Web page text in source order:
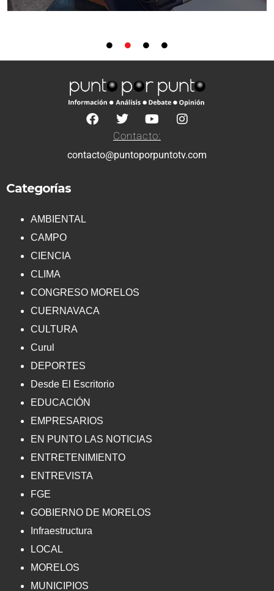
Contacto:
contacto@puntoporpuntotv.com
Categorías
AMBIENTAL
CAMPO
CIENCIA
CLIMA
CONGRESO MORELOS
CUERNAVACA
CULTURA
Curul
DEPORTES
Desde El Escritorio
EDUCACIÓN
EMPRESARIOS
EN PUNTO LAS NOTICIAS
ENTRETENIMIENTO
ENTREVISTA
FGE
GOBIERNO DE MORELOS
Infraestructura
LOCAL
MORELOS
MUNICIPIOS